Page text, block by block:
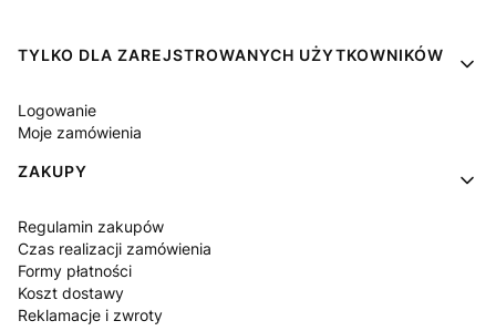
Linki w stopce
TYLKO DLA ZAREJSTROWANYCH UŻYTKOWNIKÓW
Logowanie
Moje zamówienia
ZAKUPY
Regulamin zakupów
Czas realizacji zamówienia
Formy płatności
Koszt dostawy
Reklamacje i zwroty